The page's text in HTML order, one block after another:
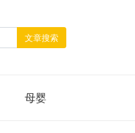
文章搜索
母婴